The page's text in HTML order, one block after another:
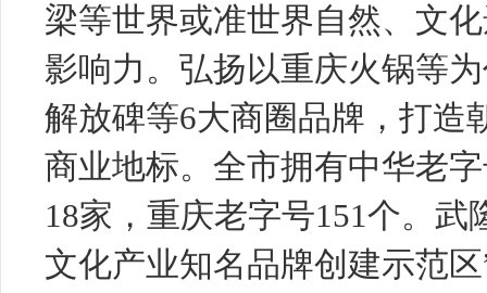
梁等世界或准世界自然、文
影响力。弘扬以重庆火锅等
解放碑等6大商圈品牌，打造
商业地标。全市拥有中华老
18家，重庆老字号151个。
文化产业知名品牌创建示范